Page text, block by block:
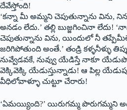
దేవేస్తోంది!
‘కన్నా మీ అమ్మని చెపుతున్నాను విను,
అనడం లేదు.’ తల్లి బుజ్జగించినా లేదు!
చెపుతున్నాను విను, యిందులో నీ
జరిగిపోతుంది అంతే.’ తండ్రి కళ్ళనీళ్ళు
నువ్వేడవకే, నువ్వు యేడిస్తే నాకూ
వెక్కివెక్కి యేడుస్తున్నాడు! ఆ పిల్ల
వీధిలోవాళ్ళూ చుట్టూ చేరారు!
‘ఏమయ్యింది?’ యిరుగమ్మ పొరుగమ్మని